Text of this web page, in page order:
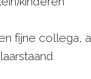
fijne collega,